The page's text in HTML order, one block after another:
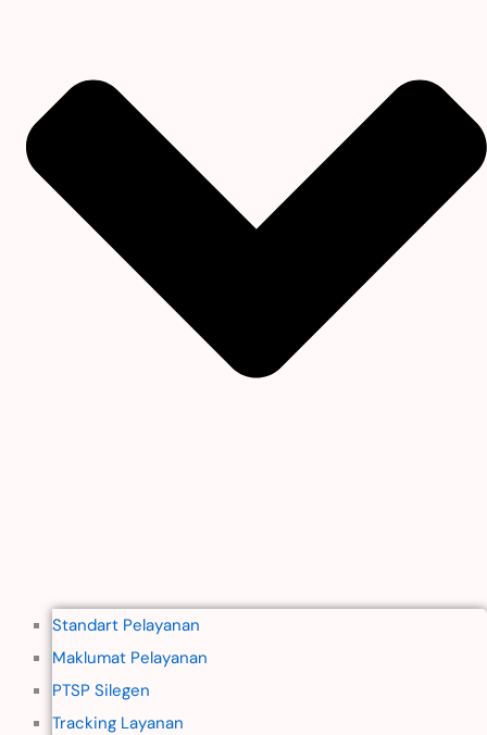
Standart Pelayanan
Maklumat Pelayanan
PTSP Silegen
Tracking Layanan